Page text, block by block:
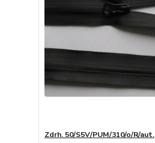
Zdrh. 50/S5V/PUM/310/o/R/aut.